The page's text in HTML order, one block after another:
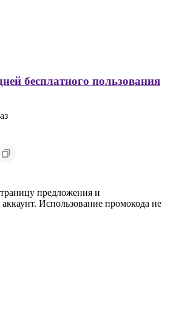
бесплатного пользования
предложения и
аккаунт. Использование промокода не